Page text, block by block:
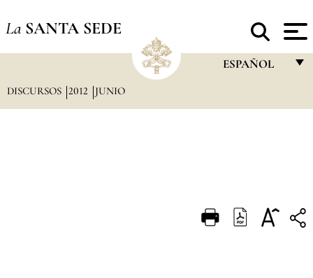
La SANTA SEDE
ESPAÑOL
DEUTSCH
DISCURSOS 2012 JUNIO